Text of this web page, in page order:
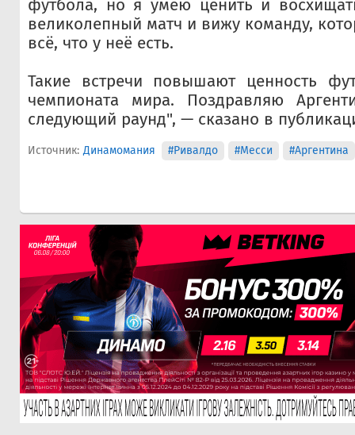
футбола, но я умею ценить и
великолепный матч и вижу команду,
всё, что у неё есть.
Такие встречи повышают ценность
чемпионата мира. Поздравляю
следующий раунд", — сказано в
Источник: Динамомания #Ривалдо #Месси #Аргентина